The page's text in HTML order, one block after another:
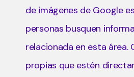
de imágenes de Google
personas busquen
relacionada en esta área.
propias que estén